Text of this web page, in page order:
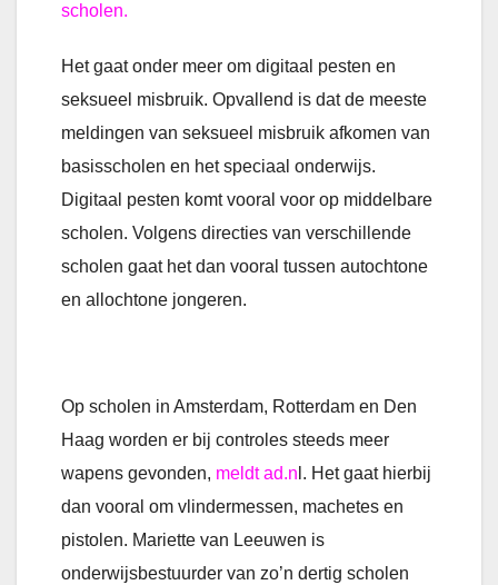
scholen.
Het gaat onder meer om digitaal pesten en
seksueel misbruik. Opvallend is dat de meeste
meldingen van seksueel misbruik afkomen van
basisscholen en het speciaal onderwijs.
Digitaal pesten komt vooral voor op middelbare
scholen. Volgens directies van verschillende
scholen gaat het dan vooral tussen autochtone
en allochtone jongeren.
Op scholen in Amsterdam, Rotterdam en Den
Haag worden er bij controles steeds meer
wapens gevonden, meldt ad.n l. Het gaat hierbij
dan vooral om vlindermessen, machetes en
pistolen. Mariette van Leeuwen is
onderwijsbestuurder van zo’n dertig scholen